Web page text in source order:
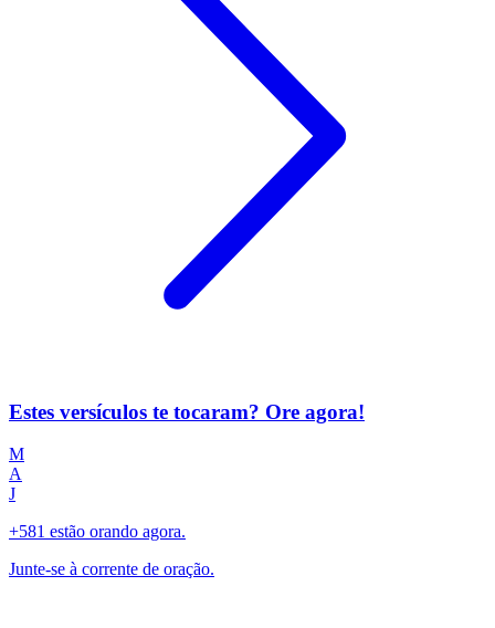
Estes versículos te tocaram? Ore agora!
M
A
J
+581 estão orando agora.
Junte-se à corrente de oração.